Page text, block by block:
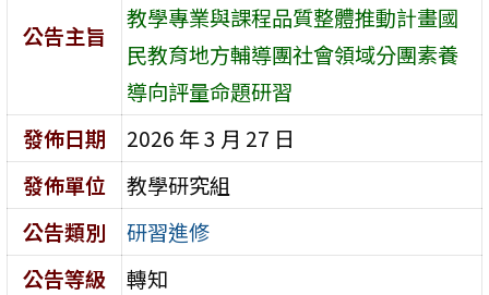
公告主旨
教學專業與課程品質整體推動計畫國
民教育地方輔導團社會領域分團素養
導向評量命題研習
發佈日期
2026 年 3 月 27 日
發佈單位
教學研究組
公告類別
研習進修
公告等級
轉知